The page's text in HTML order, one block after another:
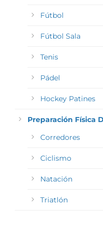
Fútbol
Fútbol Sala
Tenis
Pádel
Hockey Patines
Preparación Física
Corredores
Ciclismo
Natación
Triatlón